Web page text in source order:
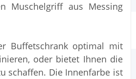
Muschelgriff aus Messing
Buffetschrank optimal mit
oder bietet Ihnen die
schaffen. Die Innenfarbe ist